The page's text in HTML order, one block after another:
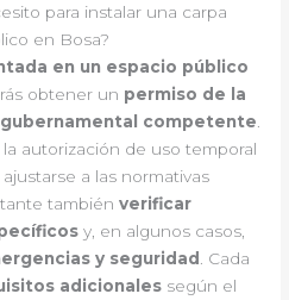
para instalar una carpa
en Bosa?
en un espacio público
obtener un permiso de la
competente
autorización de uso temporal
a las normativas
tambiénverificar
y, en algunos casos,
y seguridad
. Cada
adicionales según el